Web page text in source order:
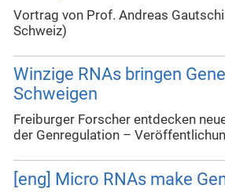
Vortrag von Prof. Andreas
Schweiz)
Winzige RNAs bringen
Schweigen
Freiburger Forscher entdecken
der Genregulation –
[eng] Micro RNAs make